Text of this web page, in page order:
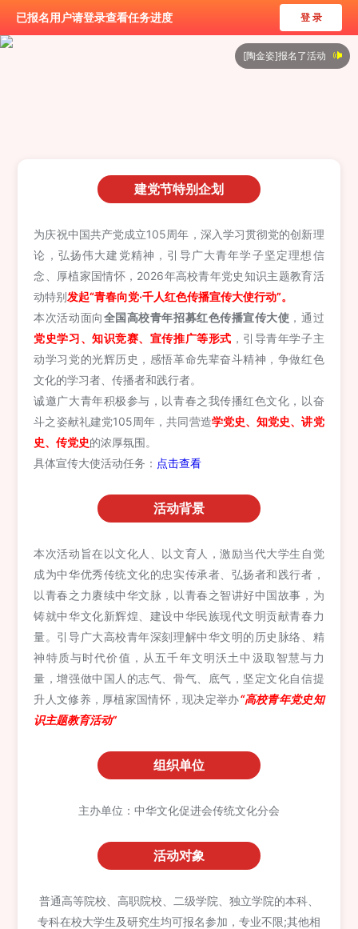
已报名用户请登录查看任务进度 登 录
[陶金姿]报名了活动
王宇翔
[孟凡玉]报名了活动
[彭宇涛]报名了活动
建党节特别企划
为庆祝中国共产党成立105周年，深入学习贯彻党的创新理
论，弘扬伟大建党精神，引导广大青年学子坚定理想信
念、厚植家国情怀，2026年高校青年党史知识主题教育活
动特别发起“青春向党·千人红色传播宣传大使行动”。
本次活动面向全国高校青年招募红色传播宣传大使 ，通过
党史学习、知识竞赛、宣传推广等形式 ，引导青年学子主
动学习党的光辉历史，感悟革命先辈奋斗精神，争做红色
文化的学习者、传播者和践行者。
诚邀广大青年积极参与，以青春之我传播红色文化，以奋
斗之姿献礼建党105周年，共同营造学党史、知党史、讲党
史、传党史的浓厚氛围。
具体宣传大使活动任务： 点击查看
活动背景
本次活动旨在以文化人、以文育人，激励当代大学生自觉
成为中华优秀传统文化的忠实传承者、弘扬者和践行者，
以青春之力赓续中华文脉，以青春之智讲好中国故事，为
铸就中华文化新辉煌、建设中华民族现代文明贡献青春力
量。引导广大高校青年深刻理解中华文明的历史脉络、精
神特质与时代价值，从五千年文明沃土中汲取智慧与力
量，增强做中国人的志气、骨气、底气，坚定文化自信提
升人文修养，厚植家国情怀，现决定举办“高校青年党史知
识主题教育活动”
组织单位
主办单位：中华文化促进会传统文化分会
活动对象
普通高等院校、高职院校、二级学院、独立学院的本科、
专科在校大学生及研究生均可报名参加，专业不限;其他相